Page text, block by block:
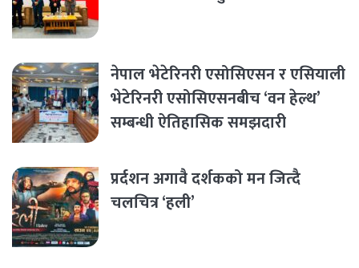
नेपाल भेटेरिनरी एसोसिएसन र एसियाली
भेटेरिनरी एसोसिएसनबीच ‘वन हेल्थ’
सम्बन्धी ऐतिहासिक समझदारी
प्रर्दशन अगावै दर्शकको मन जित्दै
चलचित्र ‘हली’